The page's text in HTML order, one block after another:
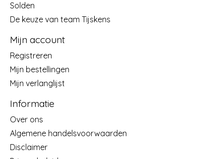
Solden
De keuze van team Tijskens
Mijn account
Registreren
Mijn bestellingen
Mijn verlanglijst
Informatie
Over ons
Algemene handelsvoorwaarden
Disclaimer